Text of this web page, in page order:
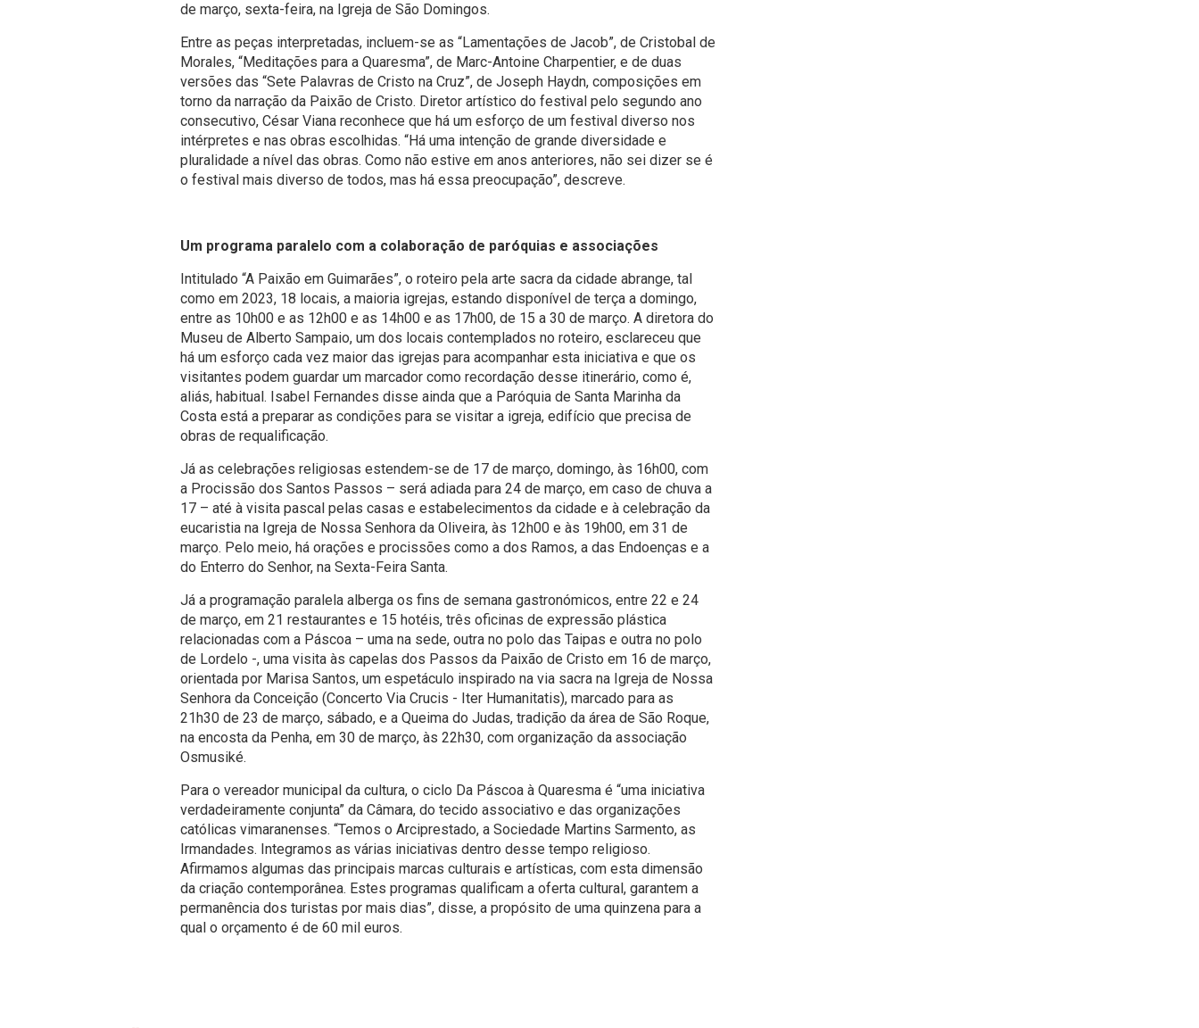
de março, sexta-feira, na Igreja de São Domingos.
Entre as peças interpretadas, incluem-se as “Lamentações de Jacob”, de Cristobal de
Morales, “Meditações para a Quaresma”, de Marc-Antoine Charpentier, e de duas
versões das “Sete Palavras de Cristo na Cruz”, de Joseph Haydn, composições em
torno da narração da Paixão de Cristo. Diretor artístico do festival pelo segundo ano
consecutivo, César Viana reconhece que há um esforço de um festival diverso nos
intérpretes e nas obras escolhidas. “Há uma intenção de grande diversidade e
pluralidade a nível das obras. Como não estive em anos anteriores, não sei dizer se é
o festival mais diverso de todos, mas há essa preocupação”, descreve.
Um programa paralelo com a colaboração de paróquias e associações
Intitulado “A Paixão em Guimarães”, o roteiro pela arte sacra da cidade abrange, tal
como em 2023, 18 locais, a maioria igrejas, estando disponível de terça a domingo,
entre as 10h00 e as 12h00 e as 14h00 e as 17h00, de 15 a 30 de março. A diretora do
Museu de Alberto Sampaio, um dos locais contemplados no roteiro, esclareceu que
há um esforço cada vez maior das igrejas para acompanhar esta iniciativa e que os
visitantes podem guardar um marcador como recordação desse itinerário, como é,
aliás, habitual. Isabel Fernandes disse ainda que a Paróquia de Santa Marinha da
Costa está a preparar as condições para se visitar a igreja, edifício que precisa de
obras de requalificação.
Já as celebrações religiosas estendem-se de 17 de março, domingo, às 16h00, com
a Procissão dos Santos Passos – será adiada para 24 de março, em caso de chuva a
17 – até à visita pascal pelas casas e estabelecimentos da cidade e à celebração da
eucaristia na Igreja de Nossa Senhora da Oliveira, às 12h00 e às 19h00, em 31 de
março. Pelo meio, há orações e procissões como a dos Ramos, a das Endoenças e a
do Enterro do Senhor, na Sexta-Feira Santa.
Já a programação paralela alberga os fins de semana gastronómicos, entre 22 e 24
de março, em 21 restaurantes e 15 hotéis, três oficinas de expressão plástica
relacionadas com a Páscoa – uma na sede, outra no polo das Taipas e outra no polo
de Lordelo -, uma visita às capelas dos Passos da Paixão de Cristo em 16 de março,
orientada por Marisa Santos, um espetáculo inspirado na via sacra na Igreja de Nossa
Senhora da Conceição (Concerto Via Crucis - Iter Humanitatis), marcado para as
21h30 de 23 de março, sábado, e a Queima do Judas, tradição da área de São Roque,
na encosta da Penha, em 30 de março, às 22h30, com organização da associação
Osmusiké.
Para o vereador municipal da cultura, o ciclo Da Páscoa à Quaresma é “uma iniciativa
verdadeiramente conjunta” da Câmara, do tecido associativo e das organizações
católicas vimaranenses. “Temos o Arciprestado, a Sociedade Martins Sarmento, as
Irmandades. Integramos as várias iniciativas dentro desse tempo religioso.
Afirmamos algumas das principais marcas culturais e artísticas, com esta dimensão
da criação contemporânea. Estes programas qualificam a oferta cultural, garantem a
permanência dos turistas por mais dias”, disse, a propósito de uma quinzena para a
qual o orçamento é de 60 mil euros.